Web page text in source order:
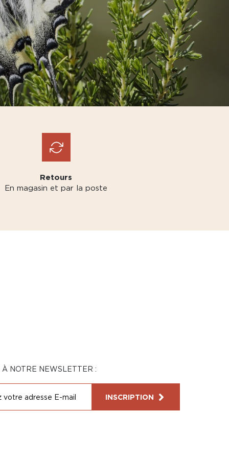
Retours
En magasin et par la poste
À NOTRE NEWSLETTER :
INSCRIPTION